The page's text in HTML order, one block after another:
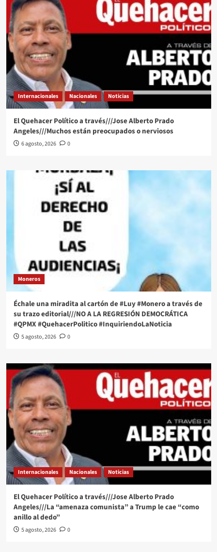
Internacionales Nacionales Noticias
El Quehacer Político a través///Jose Alberto Prado
Angeles///Muchos están preocupados o nerviosos
6 agosto, 2026 0
Moneros
Échale una miradita al cartón de #Luy #Monero a través de
su trazo editorial///NO A LA REGRESIÓN DEMOCRÁTICA
#QPMX #QuehacerPolitico #InquiriendoLaNoticia
5 agosto, 2026 0
Internacionales Nacionales Noticias
El Quehacer Político a través///Jose Alberto Prado
Angeles///La “amenaza comunista” a Trump le cae “como
anillo al dedo”
5 agosto, 2026 0